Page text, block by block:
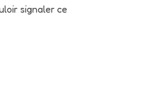
signaler ce